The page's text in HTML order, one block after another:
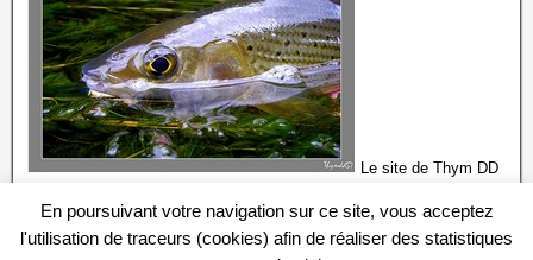
Le site de Thym DD
En poursuivant votre navigation sur ce site, vous acceptez
l'utilisation de traceurs (cookies) afin de réaliser des statistiques